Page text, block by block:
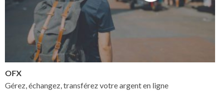
OFX
Gérez, échangez, transférez votre argent en ligne